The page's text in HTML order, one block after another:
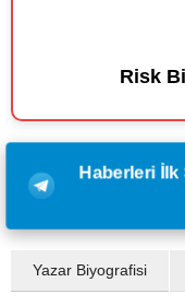
Risk
Haberleri İlk
Yazar Biyografisi